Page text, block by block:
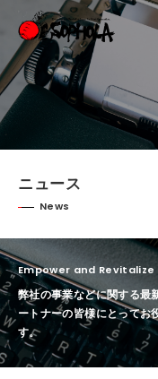
ニュース
News
Empower and
弊社の事業などに関する最
ートナーの皆様にとってお
す。